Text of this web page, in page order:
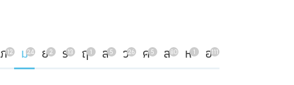
ภ12 ม24 ย2 ร13 ฤ1 ล5 ว26 ศ5 ส80 ห1 อ111